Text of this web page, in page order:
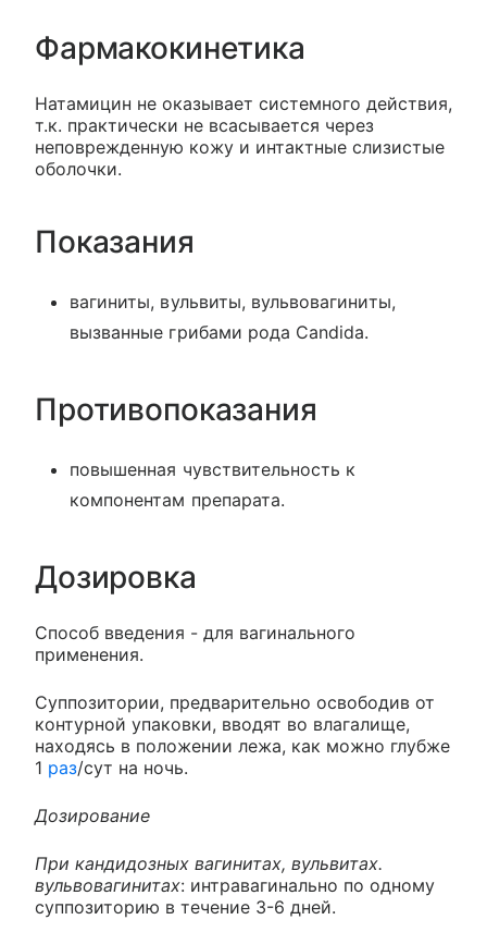
Фармакокинетика
Натамицин не оказывает системного действия,
т.к. практически не всасывается через
неповрежденную кожу и интактные слизистые
оболочки.
Показания
вагиниты, вульвиты, вульвовагиниты,
вызванные грибами рода Candida.
Противопоказания
повышенная чувствительность к
компонентам препарата.
Дозировка
Способ введения - для вагинального
применения.
Суппозитории, предварительно освободив от
контурной упаковки, вводят во влагалище,
находясь в положении лежа, как можно глубже
1 раз/сут на ночь.
Дозирование
При кандидозных вагинитах, вульвитах.
вульвовагинитах: интравагинально по одному
суппозиторию в течение 3-6 дней.